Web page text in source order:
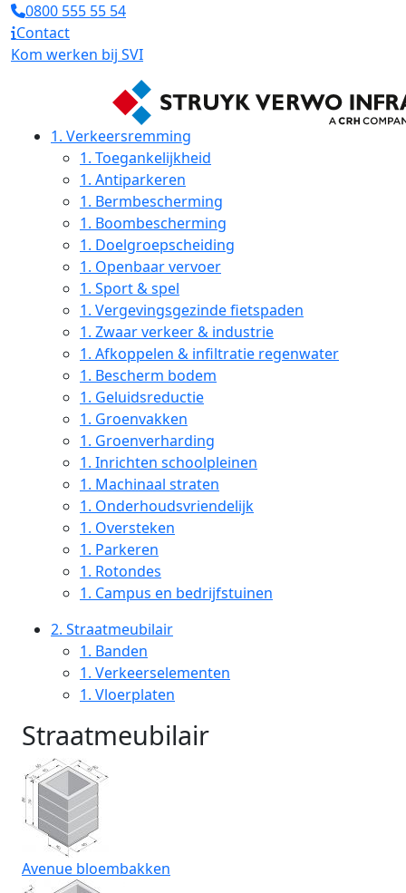
0800 555 55 54
Contact
Kom werken bij SVI
1. Verkeersremming
1. Toegankelijkheid
1. Antiparkeren
1. Bermbescherming
1. Boombescherming
1. Doelgroepscheiding
1. Openbaar vervoer
1. Sport & spel
1. Vergevingsgezinde fietspaden
1. Zwaar verkeer & industrie
1. Afkoppelen & infiltratie regenwater
1. Bescherm bodem
1. Geluidsreductie
1. Groenvakken
1. Groenverharding
1. Inrichten schoolpleinen
1. Machinaal straten
1. Onderhoudsvriendelijk
1. Oversteken
1. Parkeren
1. Rotondes
1. Campus en bedrijfstuinen
2. Straatmeubilair
1. Banden
1. Verkeerselementen
1. Vloerplaten
Straatmeubilair
Avenue bloembakken